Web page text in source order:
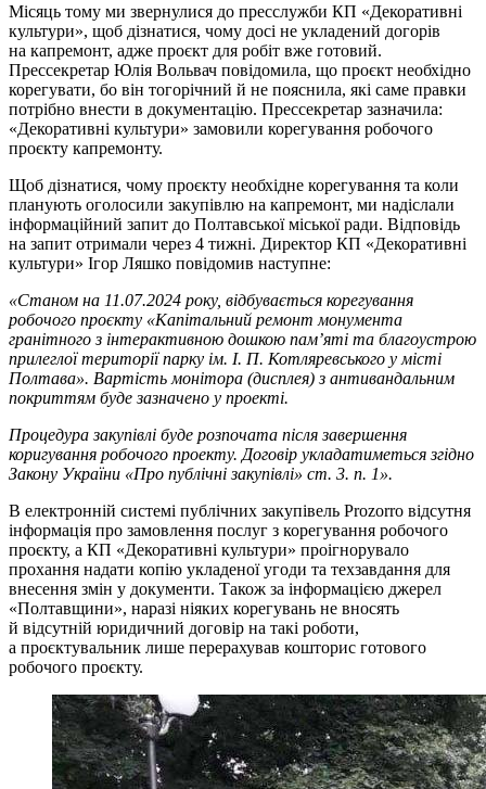
Місяць тому ми звернулися до пресслужби КП «Декоративні
культури», щоб дізнатися, чому досі не укладений догорів
на капремонт, адже проєкт для робіт вже готовий.
Прессекретар Юлія Вольвач повідомила, що проєкт необхідно
корегувати, бо він тогорічний й не пояснила, які саме правки
потрібно внести в документацію. Прессекретар зазначила:
«Декоративні культури» замовили корегування робочого
проєкту капремонту.
Щоб дізнатися, чому проєкту необхідне корегування та коли
планують оголосили закупівлю на капремонт, ми надіслали
інформаційний запит до Полтавської міської ради. Відповідь
на запит отримали через 4 тижні. Директор КП «Декоративні
культури» Ігор Ляшко повідомив наступне:
«Станом на 11.07.2024 року, відбувається корегування
робочого проєкту «Капітальний ремонт монумента
гранітного з інтерактивною дошкою пам’яті та благоустрою
прилеглої території парку ім. І. П. Котляревського у місті
Полтава». Вартість монітора (дисплея) з антивандальним
покриттям буде зазначено у проекті.
Процедура закупівлі буде розпочата після завершення
коригування робочого проекту. Договір укладатиметься згідно
Закону України «Про публічні закупівлі» ст. 3. п. 1».
В електронній системі публічних закупівель Prozorro відсутня
інформація про замовлення послуг з корегування робочого
проєкту, а КП «Декоративні культури» проігнорувало
прохання надати копію укладеної угоди та техзавдання для
внесення змін у документи. Також за інформацією джерел
«Полтавщини», наразі ніяких корегувань не вносять
й відсутній юридичний договір на такі роботи,
а проєктувальник лише перерахував кошторис готового
робочого проєкту.